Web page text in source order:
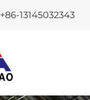
+86-13145032343